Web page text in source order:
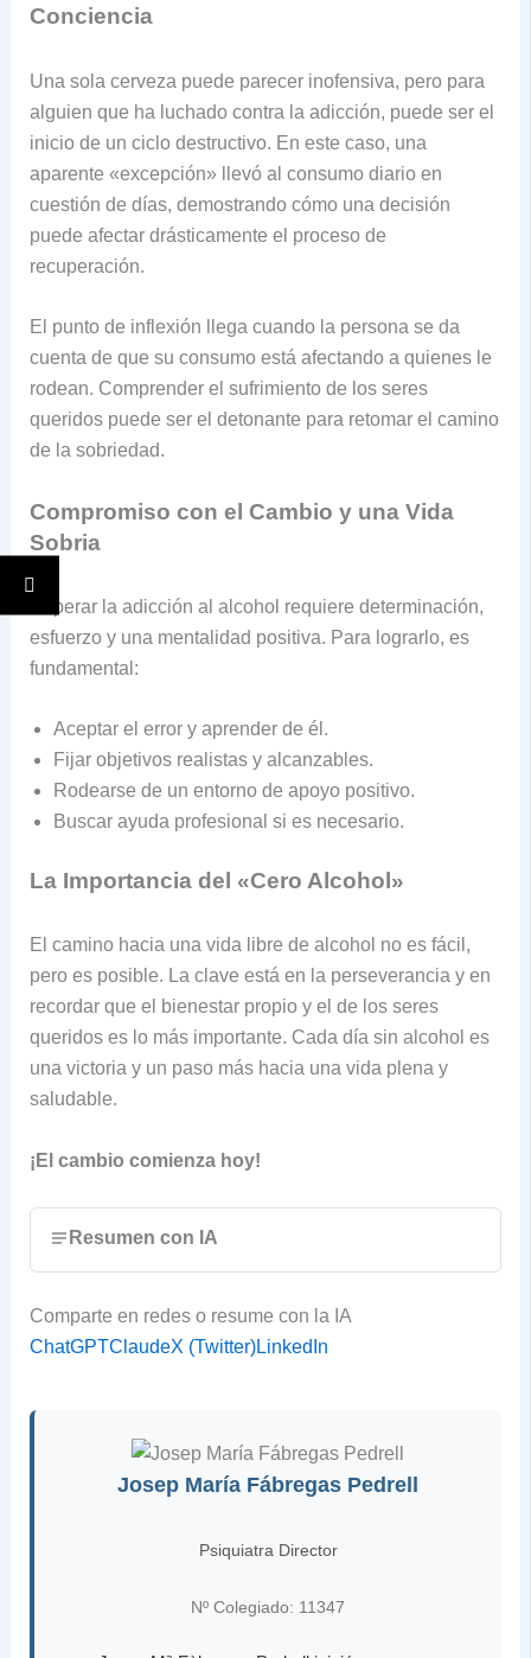
Conciencia
Una sola cerveza puede parecer inofensiva, pero para
alguien que ha luchado contra la adicción, puede ser el
inicio de un ciclo destructivo. En este caso, una
aparente «excepción» llevó al consumo diario en
cuestión de días, demostrando cómo una decisión
puede afectar drásticamente el proceso de
recuperación.
El punto de inflexión llega cuando la persona se da
cuenta de que su consumo está afectando a quienes le
rodean. Comprender el sufrimiento de los seres
queridos puede ser el detonante para retomar el camino
de la sobriedad.
Compromiso con el Cambio y una Vida
Sobria
Superar la adicción al alcohol requiere determinación,
esfuerzo y una mentalidad positiva. Para lograrlo, es
fundamental:
Aceptar el error y aprender de él.
Fijar objetivos realistas y alcanzables.
Rodearse de un entorno de apoyo positivo.
Buscar ayuda profesional si es necesario.
La Importancia del «Cero Alcohol»
El camino hacia una vida libre de alcohol no es fácil,
pero es posible. La clave está en la perseverancia y en
recordar que el bienestar propio y el de los seres
queridos es lo más importante. Cada día sin alcohol es
una victoria y un paso más hacia una vida plena y
saludable.
¡El cambio comienza hoy!
Resumen con IA
Comparte en redes o resume con la IA
ChatGPTClaudeX (Twitter)LinkedIn
Josep María Fábregas Pedrell
Psiquiatra Director
Nº Colegiado: 11347